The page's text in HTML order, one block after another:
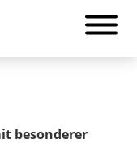
besonderer